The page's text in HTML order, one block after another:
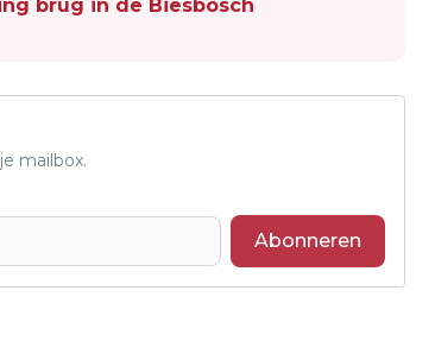
brug in de Biesbosch
mailbox.
Abonneren